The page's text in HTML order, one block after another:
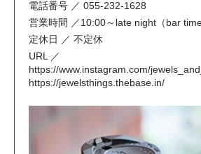
電話番号 ／ 055-232-1628
営業時間 ／10:00～late night（bar time
定休日 ／ 不定休
URL ／
https://www.instagram.com/
https://jewelsthings.thebase.in/